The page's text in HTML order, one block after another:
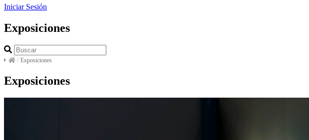
Iniciar Sesión
Exposiciones
/ Exposiciones
Exposiciones